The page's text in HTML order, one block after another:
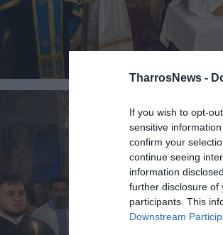
TharrosNews -
If you wish to opt-
sensitive
confirm your
continue seeing
information
further disclosure of
participants. This
Downstream